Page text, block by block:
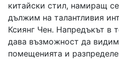
китайски стил, намиращ
дължим на талантливия
Ксиянг Чен. Напредъкът в
дава възможност да
помещенията и